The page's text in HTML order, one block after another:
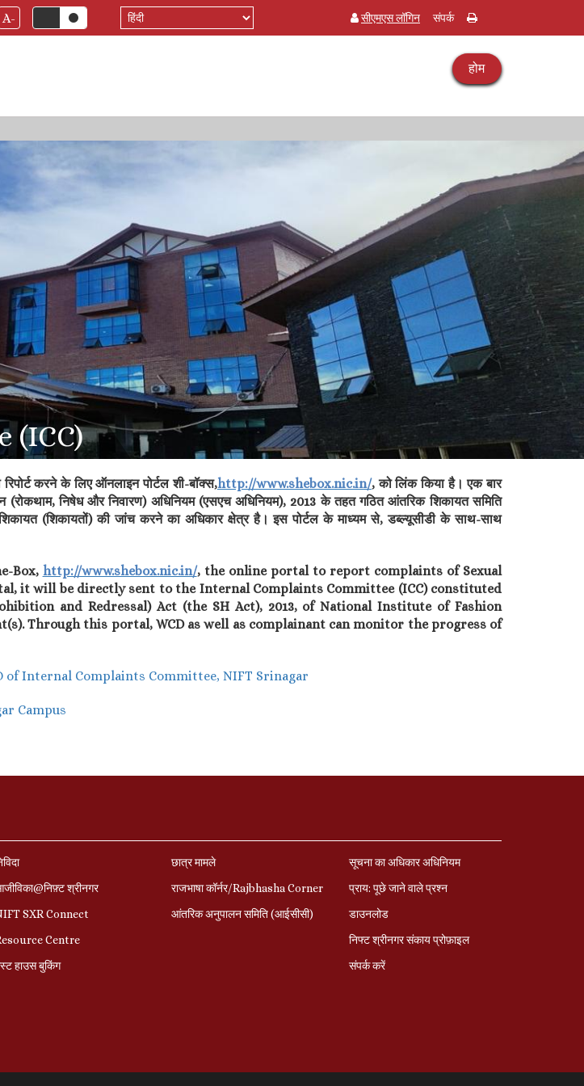
A-
Select
your
सीएमएस लॉगिन संपर्क
होम
(ICC)
करने के लिए ऑनलाइन पोर्टल शी-बॉक्स,http://www.shebox.nic.in/, को लिंक किया है। एक बार
(रोकथाम, निषेध और निवारण) अधिनियम (एसएच अधिनियम), 2013 के तहत गठित आंतरिक शिकायत समिति
(शिकायतों) की जांच करने का अधिकार क्षेत्र है। इस पोर्टल के माध्यम से, डब्ल्यूसीडी के साथ-साथ
Box, http://www.shebox.nic.in/, the online portal to report complaints of Sexual
it will be directly sent to the Internal Complaints Committee (ICC) constituted
and Redressal) Act (the SH Act), 2013, of National Institute of Fashion
Through this portal, WCD as well as complainant can monitor the progress of
ID of Internal Complaints Committee, NIFT Srinagar
Campus
श्रीनगर
SXR Connect
Centre
हाउस बुकिंग
छात्र मामले
राजभाषा कॉर्नर/Rajbhasha Corner
आंतरिक अनुपालन समिति (आईसीसी)
सूचना का अधिकार अधिनियम
प्राय: पूछे जाने वाले प्रश्‍न
डाउनलोड
निफ्ट श्रीनगर संकाय प्रोफ़ाइल
संपर्क करें